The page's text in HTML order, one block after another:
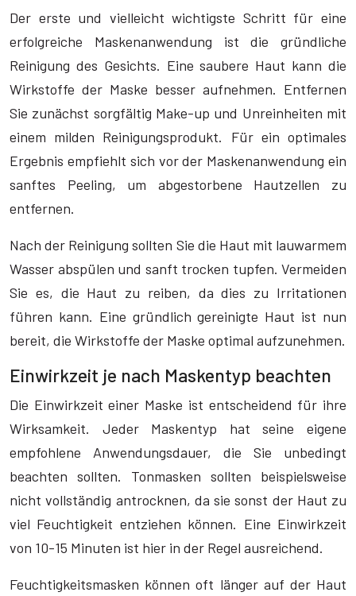
Der erste und vielleicht wichtigste Schritt für eine
erfolgreiche Maskenanwendung ist die gründliche
Reinigung des Gesichts. Eine saubere Haut kann die
Wirkstoffe der Maske besser aufnehmen. Entfernen
Sie zunächst sorgfältig Make-up und Unreinheiten mit
einem milden Reinigungsprodukt. Für ein optimales
Ergebnis empfiehlt sich vor der Maskenanwendung ein
sanftes Peeling, um abgestorbene Hautzellen zu
entfernen.
Nach der Reinigung sollten Sie die Haut mit lauwarmem
Wasser abspülen und sanft trocken tupfen. Vermeiden
Sie es, die Haut zu reiben, da dies zu Irritationen
führen kann. Eine gründlich gereinigte Haut ist nun
bereit, die Wirkstoffe der Maske optimal aufzunehmen.
Einwirkzeit je nach Maskentyp beachten
Die Einwirkzeit einer Maske ist entscheidend für ihre
Wirksamkeit. Jeder Maskentyp hat seine eigene
empfohlene Anwendungsdauer, die Sie unbedingt
beachten sollten. Tonmasken sollten beispielsweise
nicht vollständig antrocknen, da sie sonst der Haut zu
viel Feuchtigkeit entziehen können. Eine Einwirkzeit
von 10-15 Minuten ist hier in der Regel ausreichend.
Feuchtigkeitsmasken können oft länger auf der Haut